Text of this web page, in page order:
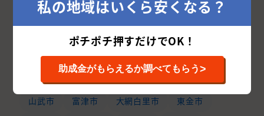
習志野市 流山市 我孫子市
成田市
木更津市 八街市
浦安市
旭市
印西市 鎌ケ谷市 茂原市
君津市
袖ケ浦市
山武市
富津市 大網白里市
東金市
私の地域はいくら安くなる？
ポチポチ押すだけでOK！
助成金がもらえるか調べてもらう>